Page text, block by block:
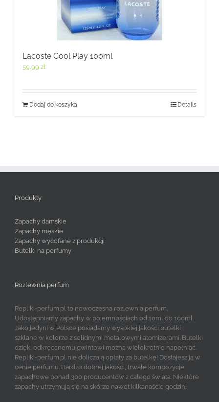
Lacoste Cool Play 100ml
59,99 zł
Dodaj do koszyka Details
Produkty
Zapachy damskie
Zapachy męskie
Zapachy wycofane z produkcji
Butelki na perfumy
Rozlewnia perfum
Repliki-perfum.pl to nowoczesna rozlewnia perfum.
Udostępniamy zapachy w pojemnościach od 10ml do 100ml.
Jako jedyni w Polsce posiadamy wysokiej jakości butelki
szklane w kolorze z solidnymi metalowymi atomizerami. Butelki
dzięki odkręcanemu gwintowi można wielokrotnie napełniać.
Repliki-perfum.pl nie doliczają opłaty za butelkę! Dostajesz ją w
cenie perfumu. Bardzo dobrej jakości, trwałe kompozycje
zapachowe ponad 300 producentów z całego świata. Niektóre
zapachy utrzymują się na skórze nawet kilkanaście godzin!